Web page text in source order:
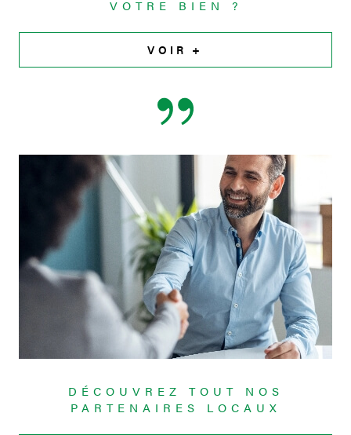
VOTRE BIEN ?
VOIR +
DÉCOUVREZ TOUT NOS
PARTENAIRES LOCAUX